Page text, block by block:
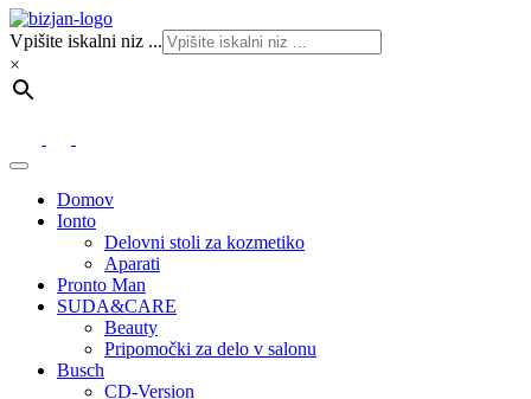
Vpišite iskalni niz ...
×
Domov
Ionto
Delovni stoli za kozmetiko
Aparati
Pronto Man
SUDA&CARE
Beauty
Pripomočki za delo v salonu
Busch
CD-Version